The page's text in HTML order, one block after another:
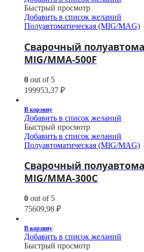
Быстрый просмотр
Добавить в список желаний
Полуавтоматическая (MIG/MAG)
Сварочный
MIG/MMA-500F
0 out of 5
199953,37 ₽
В корзину
Добавить в список желаний
Быстрый просмотр
Добавить в список желаний
Полуавтоматическая (MIG/MAG)
Сварочный
MIG/MMA-300C
0 out of 5
75609,98 ₽
В корзину
Добавить в список желаний
Быстрый просмотр